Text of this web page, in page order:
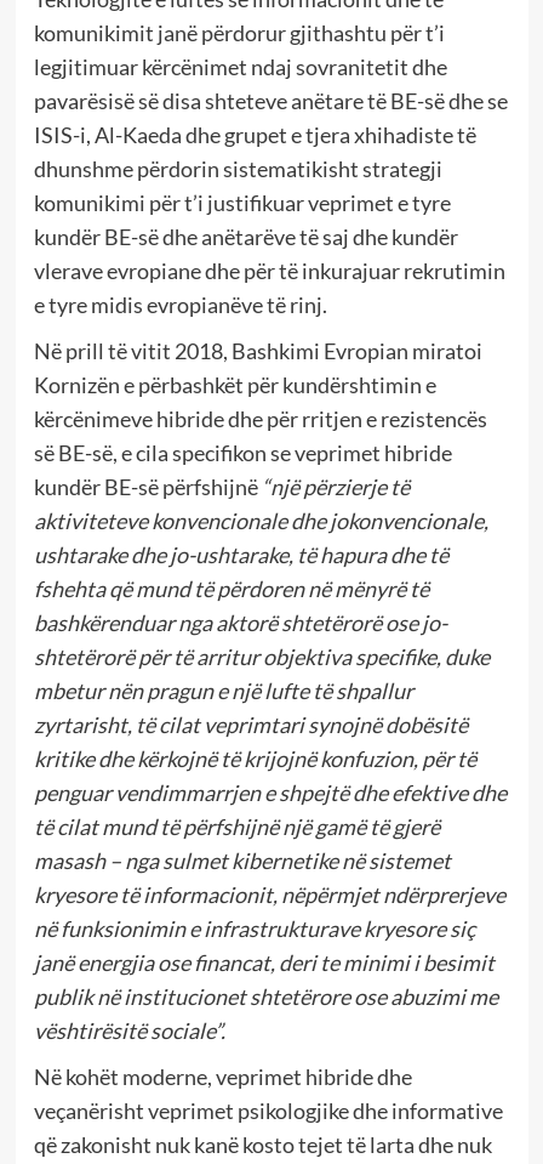
komunikimit janë përdorur gjithashtu për t’i
legjitimuar kërcënimet ndaj sovranitetit dhe
pavarësisë së disa shteteve anëtare të BE-së dhe se
ISIS-i, Al-Kaeda dhe grupet e tjera xhihadiste të
dhunshme përdorin sistematikisht strategji
komunikimi për t’i justifikuar veprimet e tyre
kundër BE-së dhe anëtarëve të saj dhe kundër
vlerave evropiane dhe për të inkurajuar rekrutimin
e tyre midis evropianëve të rinj.
Në prill të vitit 2018, Bashkimi Evropian miratoi
Kornizën e përbashkët për kundërshtimin e
kërcënimeve hibride dhe për rritjen e rezistencës
së BE-së, e cila specifikon se veprimet hibride
kundër BE-së përfshijnë “një përzierje të
aktiviteteve konvencionale dhe jokonvencionale,
ushtarake dhe jo-ushtarake, të hapura dhe të
fshehta që mund të përdoren në mënyrë të
bashkërenduar nga aktorë shtetërorë ose jo-
shtetërorë për të arritur objektiva specifike, duke
mbetur nën pragun e një lufte të shpallur
zyrtarisht, të cilat veprimtari synojnë dobësitë
kritike dhe kërkojnë të krijojnë konfuzion, për të
penguar vendimmarrjen e shpejtë dhe efektive dhe
të cilat mund të përfshijnë një gamë të gjerë
masash – nga sulmet kibernetike në sistemet
kryesore të informacionit, nëpërmjet ndërprerjeve
në funksionimin e infrastrukturave kryesore siç
janë energjia ose financat, deri te minimi i besimit
publik në institucionet shtetërore ose abuzimi me
vështirësitë sociale”.
Në kohët moderne, veprimet hibride dhe
veçanërisht veprimet psikologjike dhe informative
që zakonisht nuk kanë kosto tejet të larta dhe nuk